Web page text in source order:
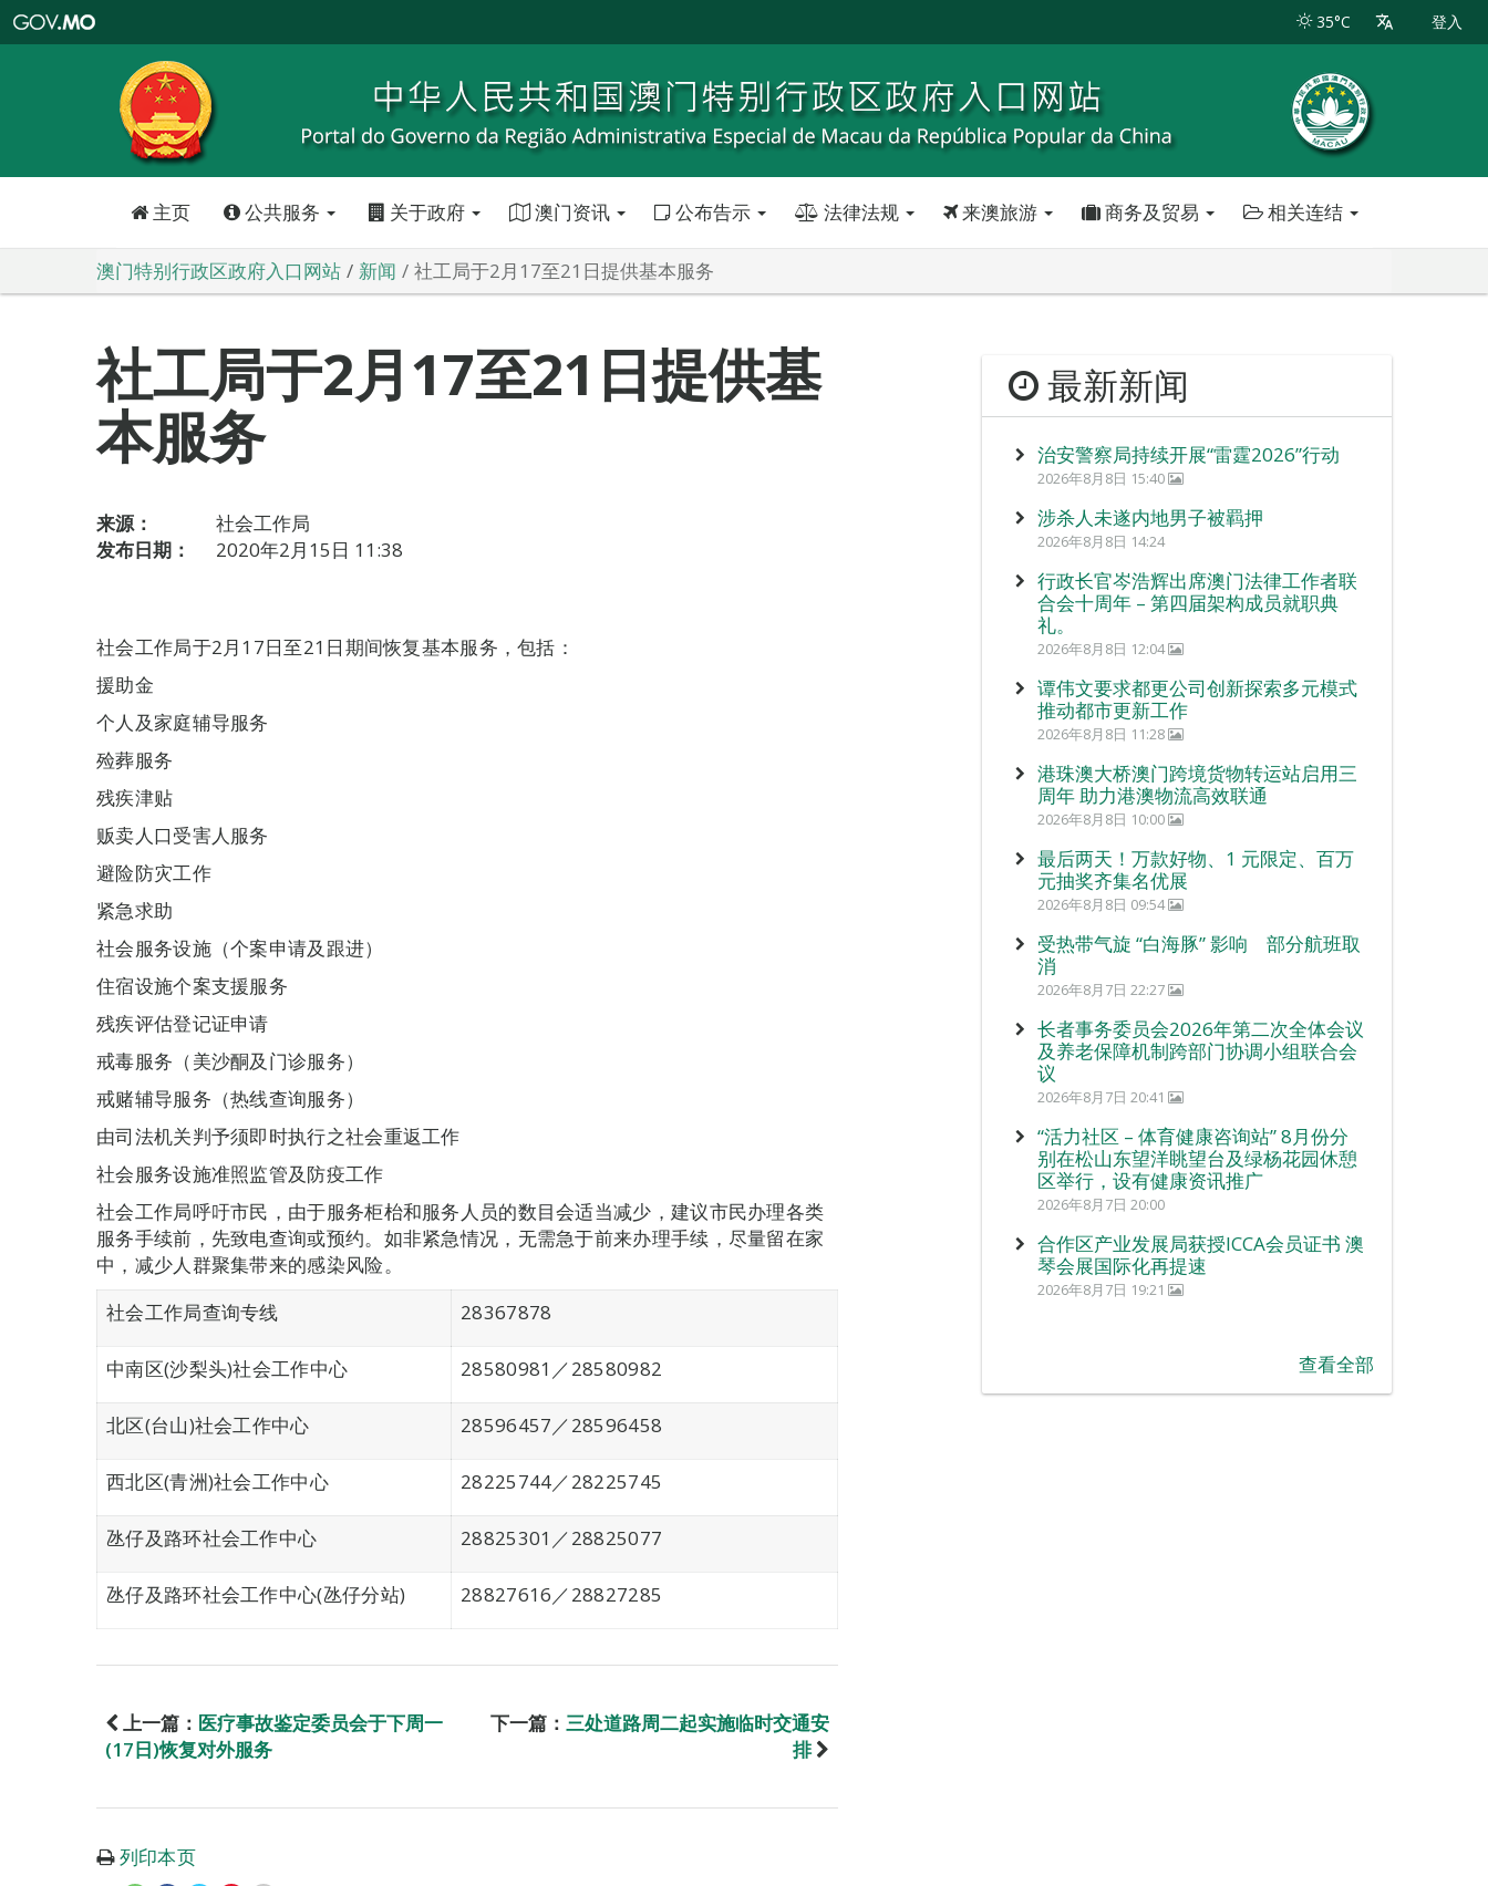
特
政
区
政
口
35°C 登入
主页 公共服务 关于政府 澳门资讯 公布告示 法律法规 来澳旅游 商务及贸易 相关连结
澳门特别行政区政府入口网站 新闻 社工局于2月17至21日提供基本服务
社工局于2月17至21日提供基
本服务
来源：
社会工作局
发布日期：
2020年2月15日 11:38
社会工作局于2月17日至21日期间恢复基本服务，包括：
援助金
个人及家庭辅导服务
殓葬服务
残疾津贴
贩卖人口受害人服务
避险防灾工作
紧急求助
社会服务设施（个案申请及跟进）
住宿设施个案支援服务
残疾评估登记证申请
戒毒服务（美沙酮及门诊服务）
戒赌辅导服务（热线查询服务）
由司法机关判予须即时执行之社会重返工作
社会服务设施准照监管及防疫工作
社会工作局呼吁市民，由于服务柜枱和服务人员的数目会适当减少，建议市民办理各类
服务手续前，先致电查询或预约。如非紧急情况，无需急于前来办理手续，尽量留在家
中，减少人群聚集带来的感染风险。
社会工作局查询专线
28367878
中南区(沙梨头)社会工作中心 28580981／28580982
北区(台山)社会工作中心 28596457／28596458
西北区(青洲)社会工作中心 28225744／28225745
氹仔及路环社会工作中心 28825301／28825077
氹仔及路环社会工作中心(氹仔分站) 28827616／28827285
上一篇： 医疗事故鉴定委员会于下周一
(17日)恢复对外服务
下一篇： 三处道路周二起实施临时交通安
排
列印本页
最新新闻
治安警察局持续开展“雷霆2026”行动
2026年8月8日 15:40
涉杀人未遂内地男子被羁押
2026年8月8日 14:24
行政长官岑浩辉出席澳门法律工作者联
合会十周年 – 第四届架构成员就职典
礼。
2026年8月8日 12:04
谭伟文要求都更公司创新探索多元模式
推动都市更新工作
2026年8月8日 11:28
港珠澳大桥澳门跨境货物转运站启用三
周年 助力港澳物流高效联通
2026年8月8日 10:00
最后两天！万款好物、1 元限定、百万
元抽奖齐集名优展
2026年8月8日 09:54
受热带气旋 “白海豚” 影响 部分航班取
消
2026年8月7日 22:27
长者事务委员会2026年第二次全体会议
及养老保障机制跨部门协调小组联合会
议
2026年8月7日 20:41
“活力社区 – 体育健康咨询站” 8月份分
别在松山东望洋眺望台及绿杨花园休憩
区举行，设有健康资讯推广
2026年8月7日 20:00
合作区产业发展局获授ICCA会员证书 澳
琴会展国际化再提速
2026年8月7日 19:21
查看全部